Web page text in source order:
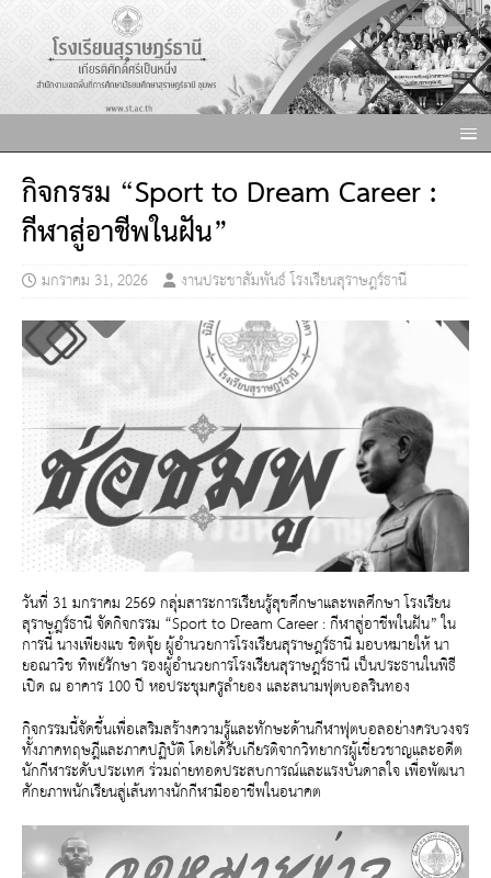
กิจกรรม “Sport to Dream Career :
กีฬาสู่อาชีพในฝัน”
มกราคม 31, 2026 งานประชาสัมพันธ์ โรงเรียนสุราษฎร์ธานี
วันที่ 31 มกราคม 2569 กลุ่มสาระการเรียนรู้สุขศึกษาและพลศึกษา โรงเรียน
สุราษฎร์ธานี จัดกิจกรรม “Sport to Dream Career : กีฬาสู่อาชีพในฝัน” ใน
การนี้ นางเพียงแข ชิตจุ้ย ผู้อำนวยการโรงเรียนสุราษฎร์ธานี มอบหมายให้ นา
ยอณาวิช ทิพย์รักษา รองผู้อำนวยการโรงเรียนสุราษฎร์ธานี เป็นประธานในพิธี
เปิด ณ อาคาร 100 ปี หอประชุมครูลำยอง และสนามฟุตบอลรินทอง
กิจกรรมนี้จัดขึ้นเพื่อเสริมสร้างความรู้และทักษะด้านกีฬาฟุตบอลอย่างครบวงจร
ทั้งภาคทฤษฎีและภาคปฏิบัติ โดยได้รับเกียรติจากวิทยากรผู้เชี่ยวชาญและอดีต
นักกีฬาระดับประเทศ ร่วมถ่ายทอดประสบการณ์และแรงบันดาลใจ เพื่อพัฒนา
ศักยภาพนักเรียนสู่เส้นทางนักกีฬามืออาชีพในอนาคต